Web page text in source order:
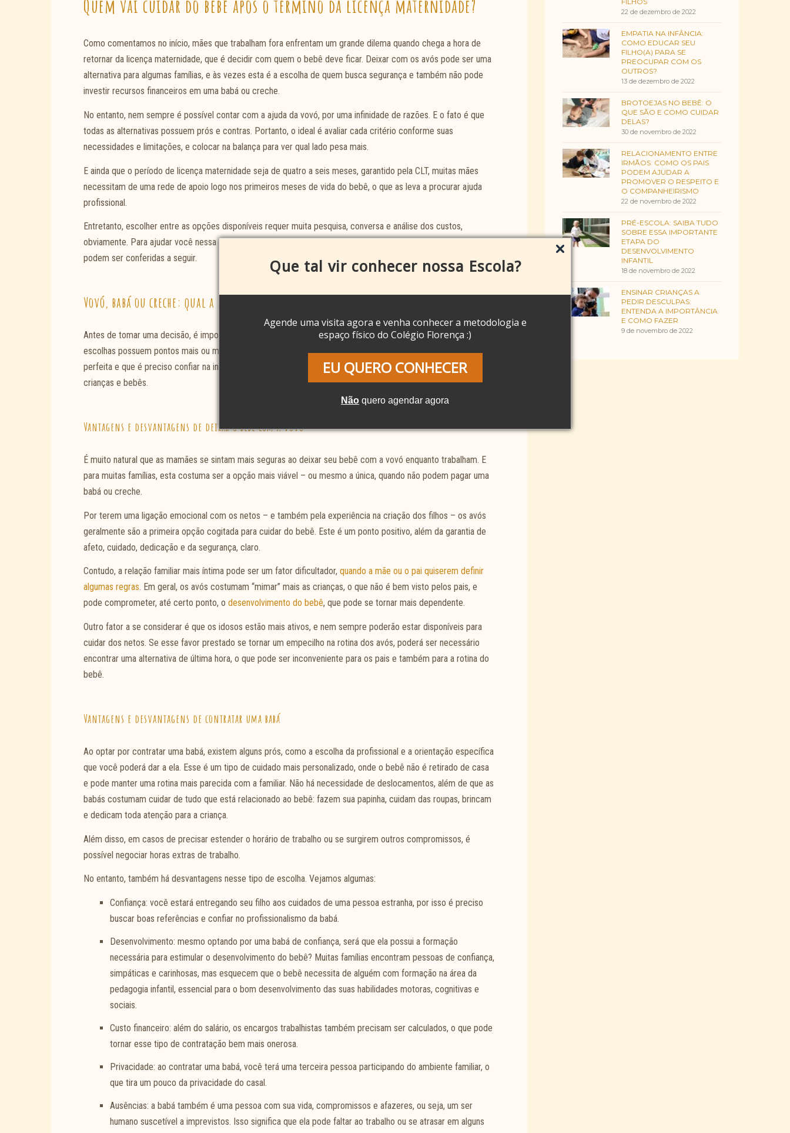
Que tal vir conhecer nossa Escola?
Agende uma visita agora e venha conhecer a metodologia e
espaço físico do Colégio Florença :)
EU QUERO CONHECER
Não quero agendar agora
Quem vai cuidar do bebê após o término da licença maternidade?
Como comentamos no início, mães que trabalham fora enfrentam um grande dilema quando chega a hora de
retornar da licença maternidade, que é decidir com quem o bebê deve ficar. Deixar com os avós pode ser uma
alternativa para algumas famílias, e às vezes esta é a escolha de quem busca segurança e também não pode
investir recursos financeiros em uma babá ou creche.
No entanto, nem sempre é possível contar com a ajuda da vovó, por uma infinidade de razões. E o fato é que
todas as alternativas possuem prós e contras. Portanto, o ideal é avaliar cada critério conforme suas
necessidades e limitações, e colocar na balança para ver qual lado pesa mais.
E ainda que o período de licença maternidade seja de quatro a seis meses, garantido pela CLT, muitas mães
necessitam de uma rede de apoio logo nos primeiros meses de vida do bebê, o que as leva a procurar ajuda
profissional.
Entretanto, escolher entre as opções disponíveis requer muita pesquisa, conversa e análise dos custos,
obviamente. Para ajudar você nessa decisão, listamos algumas vantagens e desvantagens de cada opção que
podem ser conferidas a seguir.
Vovó, babá ou creche: qual a melhor opção?
Antes de tomar uma decisão, é importante avaliar cada quesito que você considera relevante. Todas as
escolhas possuem pontos mais ou menos favoráveis, lembrando que dificilmente você encontrará a situação
perfeita e que é preciso confiar na intuição e também no profissionalismo de quem se dedica ao cuidado de
crianças e bebês.
Vantagens e desvantagens de deixar o bebê com a vovó
É muito natural que as mamães se sintam mais seguras ao deixar seu bebê com a vovó enquanto trabalham. E
para muitas famílias, esta costuma ser a opção mais viável – ou mesmo a única, quando não podem pagar uma
babá ou creche.
Por terem uma ligação emocional com os netos – e também pela experiência na criação dos filhos – os avós
geralmente são a primeira opção cogitada para cuidar do bebê. Este é um ponto positivo, além da garantia de
afeto, cuidado, dedicação e da segurança, claro.
Contudo, a relação familiar mais íntima pode ser um fator dificultador, quando a mãe ou o pai quiserem definir
algumas regras. Em geral, os avós costumam “mimar” mais as crianças, o que não é bem visto pelos pais, e
pode comprometer, até certo ponto, o desenvolvimento do bebê, que pode se tornar mais dependente.
Outro fator a se considerar é que os idosos estão mais ativos, e nem sempre poderão estar disponíveis para
cuidar dos netos. Se esse favor prestado se tornar um empecilho na rotina dos avós, poderá ser necessário
encontrar uma alternativa de última hora, o que pode ser inconveniente para os pais e também para a rotina do
bebê.
Vantagens e desvantagens de contratar uma babá
Ao optar por contratar uma babá, existem alguns prós, como a escolha da profissional e a orientação específica
que você poderá dar a ela. Esse é um tipo de cuidado mais personalizado, onde o bebê não é retirado de casa
e pode manter uma rotina mais parecida com a familiar. Não há necessidade de deslocamentos, além de que as
babás costumam cuidar de tudo que está relacionado ao bebê: fazem sua papinha, cuidam das roupas, brincam
e dedicam toda atenção para a criança.
Além disso, em casos de precisar estender o horário de trabalho ou se surgirem outros compromissos, é
possível negociar horas extras de trabalho.
No entanto, também há desvantagens nesse tipo de escolha. Vejamos algumas:
Confiança: você estará entregando seu filho aos cuidados de uma pessoa estranha, por isso é preciso
buscar boas referências e confiar no profissionalismo da babá.
Desenvolvimento: mesmo optando por uma babá de confiança, será que ela possui a formação
necessária para estimular o desenvolvimento do bebê? Muitas famílias encontram pessoas de confiança,
simpáticas e carinhosas, mas esquecem que o bebê necessita de alguém com formação na área da
pedagogia infantil, essencial para o bom desenvolvimento das suas habilidades motoras, cognitivas e
sociais.
Custo financeiro: além do salário, os encargos trabalhistas também precisam ser calculados, o que pode
tornar esse tipo de contratação bem mais onerosa.
Privacidade: ao contratar uma babá, você terá uma terceira pessoa participando do ambiente familiar, o
que tira um pouco da privacidade do casal.
Ausências: a babá também é uma pessoa com sua vida, compromissos e afazeres, ou seja, um ser
humano suscetível a imprevistos. Isso significa que ela pode faltar ao trabalho ou se atrasar em alguns
22 de dezembro de 2022
EMPATIA NA INFÂNCIA:
COMO EDUCAR SEU
FILHO(A) PARA SE
PREOCUPAR COM OS
OUTROS?
13 de dezembro de 2022
BROTOEJAS NO BEBÊ: O
QUE SÃO E COMO CUIDAR
DELAS?
30 de novembro de 2022
RELACIONAMENTO ENTRE
IRMÃOS: COMO OS PAIS
PODEM AJUDAR A
PROMOVER O RESPEITO E
O COMPANHEIRISMO
22 de novembro de 2022
PRÉ-ESCOLA: SAIBA TUDO
SOBRE ESSA IMPORTANTE
ETAPA DO
DESENVOLVIMENTO
INFANTIL
18 de novembro de 2022
ENSINAR CRIANÇAS A
PEDIR DESCULPAS:
ENTENDA A IMPORTÂNCIA
E COMO FAZER
9 de novembro de 2022